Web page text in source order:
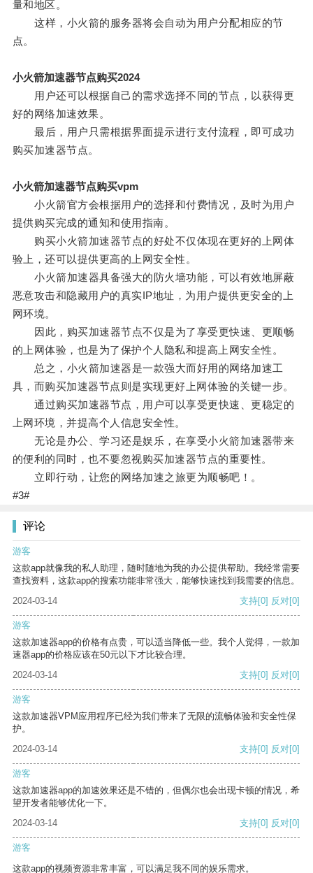
量和地区。
这样，小火箭的服务器将会自动为用户分配相应的节
点。
小火箭加速器节点购买2024
用户还可以根据自己的需求选择不同的节点，以获得更
好的网络加速效果。
最后，用户只需根据界面提示进行支付流程，即可成功
购买加速器节点。
小火箭加速器节点购买vpm
小火箭官方会根据用户的选择和付费情况，及时为用户
提供购买完成的通知和使用指南。
购买小火箭加速器节点的好处不仅体现在更好的上网体
验上，还可以提供更高的上网安全性。
小火箭加速器具备强大的防火墙功能，可以有效地屏蔽
恶意攻击和隐藏用户的真实IP地址，为用户提供更安全的上
网环境。
因此，购买加速器节点不仅是为了享受更快速、更顺畅
的上网体验，也是为了保护个人隐私和提高上网安全性。
总之，小火箭加速器是一款强大而好用的网络加速工
具，而购买加速器节点则是实现更好上网体验的关键一步。
通过购买加速器节点，用户可以享受更快速、更稳定的
上网环境，并提高个人信息安全性。
无论是办公、学习还是娱乐，在享受小火箭加速器带来
的便利的同时，也不要忽视购买加速器节点的重要性。
立即行动，让您的网络加速之旅更为顺畅吧！。
#3#
评论
游客
这款app就像我的私人助理，随时随地为我的办公提供帮助。我经常需要
查找资料，这款app的搜索功能非常强大，能够快速找到我需要的信息。
2024-03-14
支持[0] 反对[0]
游客
这款加速器app的价格有点贵，可以适当降低一些。我个人觉得，一款加
速器app的价格应该在50元以下才比较合理。
2024-03-14
支持[0] 反对[0]
游客
这款加速器VPM应用程序已经为我们带来了无限的流畅体验和安全性保
护。
2024-03-14
支持[0] 反对[0]
游客
这款加速器app的加速效果还是不错的，但偶尔也会出现卡顿的情况，希
望开发者能够优化一下。
2024-03-14
支持[0] 反对[0]
游客
这款app的视频资源非常丰富，可以满足我不同的娱乐需求。